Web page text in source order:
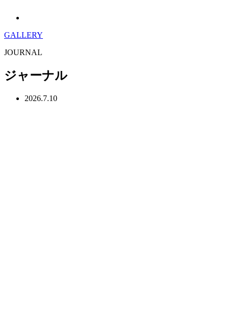
GALLERY
JOURNAL
ジャーナル
2026.7.10